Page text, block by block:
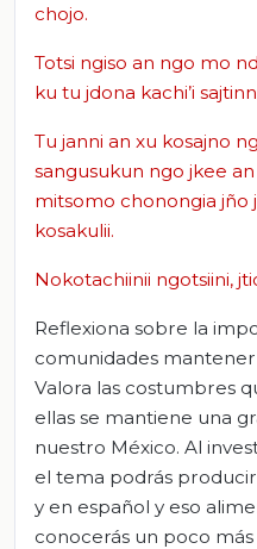
chojo.
Totsi ngiso an ngo mo
ku tu jdona kachi’i
Tu janni an xu kosajno
sangusukun ngo jkee
mitsomo chonongia jño
kosakulii.
Nokotachiinii ngotsiini,
Reflexiona sobre la
comunidades mantener
Valora las costumbres
ellas se mantiene una
nuestro México. Al
el tema podrás
y en español y eso
conocerás un poco